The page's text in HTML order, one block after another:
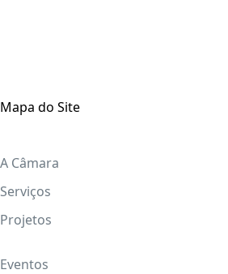
Mapa do Site
A Câmara
Serviços
Projetos
Eventos